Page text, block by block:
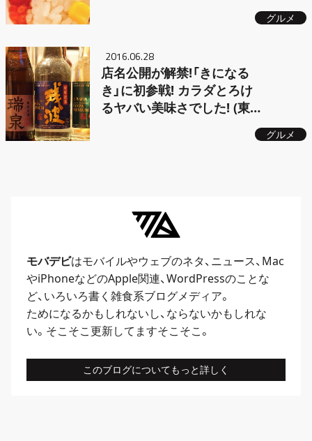
グルメ
2016.06.28
店名公開が解禁!「きになる
き」に初参戦! カラダとろけ
るヤバい美味さでした! (東
グルメ
モバデビはモバイルやウェブのネタ、 ニュース、 Mac
やiPhoneなどのApple関連、WordPressのことな
ど、いろいろ書く雑食系ブログメディア。
ためになるかもしれないし、ならないかもしれな
い。そこそこ更新してますそこそこ。
このブログについてもっと詳しく